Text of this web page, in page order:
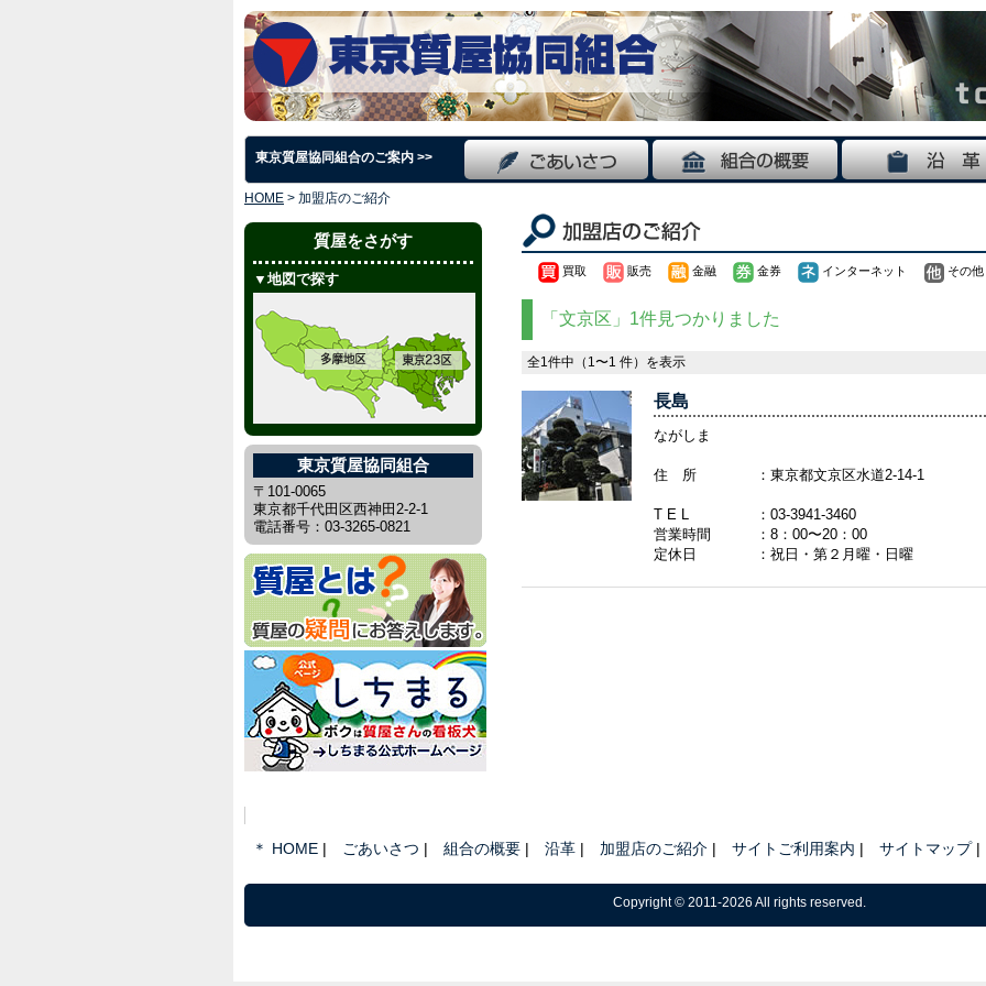
東京質屋協同組合のご案内 >>
HOME > 加盟店のご紹介
質屋をさがす
▼地図で探す
東京質屋協同組合
〒101-0065
東京都千代田区西神田2-2-1
電話番号：03-3265-0821
買取 販売 金融 金券 インターネット その他
「文京区」1件見つかりました
全1件中（1〜1 件）を表示
長島
ながしま
住 所 ：東京都文京区水道2-14-1
T E L ： 03-3941-3460
営業時間
：8：00〜20：00
定休日
：祝日・第２月曜・日曜
＊ HOME ごあいさつ 組合の概要 沿革 加盟店のご紹介 サイトご利用案内 サイトマップ
Copyright © 2011-2026 All rights reserved.